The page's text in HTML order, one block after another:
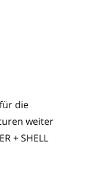
die
weiter
+ SHELL